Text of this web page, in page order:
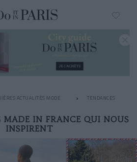
ACTUALITÉS MODE TENDANCES
MADE IN FRANCE QUI NOUS
INSPIRENT